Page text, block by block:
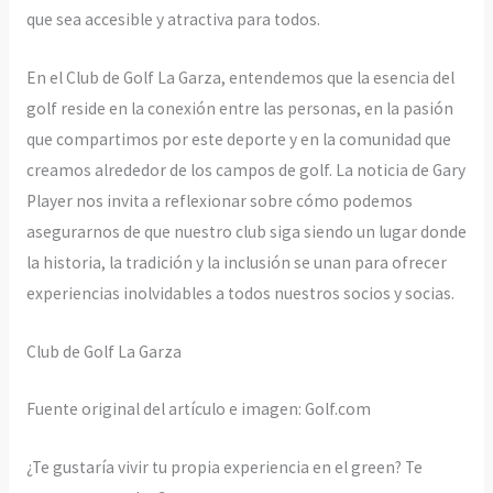
que sea accesible y atractiva para todos.
En el Club de Golf La Garza, entendemos que la esencia del
golf reside en la conexión entre las personas, en la pasión
que compartimos por este deporte y en la comunidad que
creamos alrededor de los campos de golf. La noticia de Gary
Player nos invita a reflexionar sobre cómo podemos
asegurarnos de que nuestro club siga siendo un lugar donde
la historia, la tradición y la inclusión se unan para ofrecer
experiencias inolvidables a todos nuestros socios y socias.
Club de Golf La Garza
Fuente original del artículo e imagen: Golf.com
¿Te gustaría vivir tu propia experiencia en el green? Te